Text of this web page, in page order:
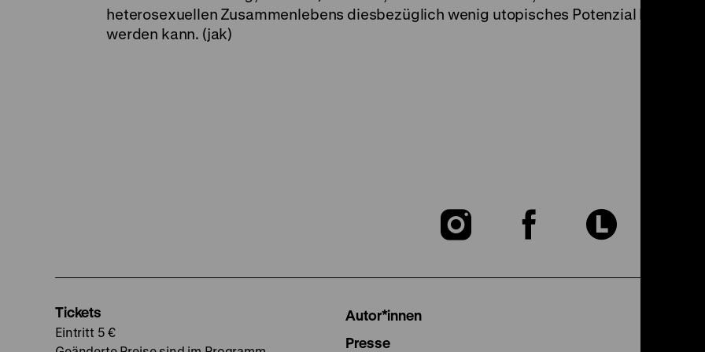
heterosexuellen Zusammenlebens diesbezüglich wenig utopisches Potenzial
werden kann. (jak)
Zu
Zu
Zu
Tickets
Eintritt 5 €
Autor*innen
Presse